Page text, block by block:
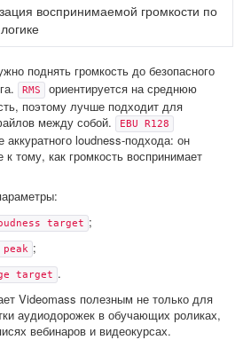
воспринимаемой громкости по
поднять громкость до безопасного
RMS
ориентируется на среднюю
поэтому лучше подходит для
между собой.
EBU R128
аккуратного loudness-подхода: он
к тому, как громкость воспринимает
target ;
;
target .
Videomass полезным не только для
аудиодорожек в обучающих роликах,
вебинаров и видеокурсах.